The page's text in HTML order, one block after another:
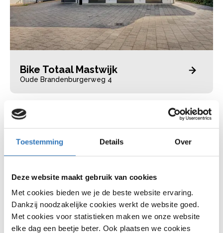
Toestemming Details Over
Deze website maakt gebruik van cookies
Met cookies bieden we je de beste website ervaring.
Dankzij noodzakelijke cookies werkt de website goed.
Met cookies voor statistieken maken we onze website
elke dag een beetje beter. Ook plaatsen we cookies
Bike Totaal Mastwijk
Oude Brandenburgerweg 4